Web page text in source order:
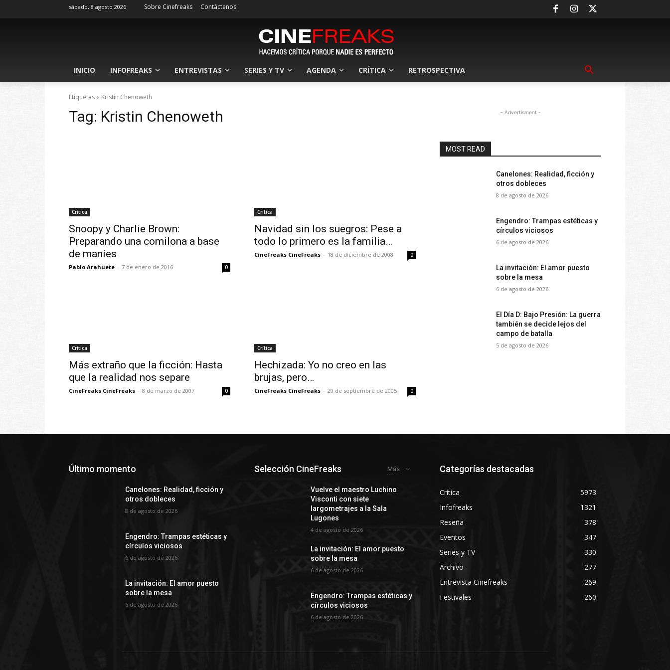
sábado, 8 agosto 2026 Sobre Cinefreaks Contáctenos
INICIO INFOFREAKS ENTREVISTAS SERIES Y TV AGENDA CRÍTICA RETROSPECTIVA
Etiquetas Kristin Chenoweth
Tag: Kristin Chenoweth
Crítica
Snoopy y Charlie Brown:
Preparando una comilona a base
de maníes
Pablo Arahuete - 7 de enero de 2016 0
Crítica
Navidad sin los suegros: Pese a
todo lo primero es la familia…
CineFreaks CineFreaks - 18 de diciembre de 2008 0
Crítica
Más extraño que la ficción: Hasta
que la realidad nos separe
CineFreaks CineFreaks - 8 de marzo de 2007 0
Crítica
Hechizada: Yo no creo en las
brujas, pero…
CineFreaks CineFreaks - 29 de septiembre de 2005 0
- Advertisment -
MOST READ
Canelones: Realidad, ficción y
otros dobleces
8 de agosto de 2026
Engendro: Trampas estéticas y
círculos viciosos
6 de agosto de 2026
La invitación: El amor puesto
sobre la mesa
6 de agosto de 2026
El Día D: Bajo Presión: La guerra
también se decide lejos del
campo de batalla
5 de agosto de 2026
Último momento
Canelones: Realidad, ficción y
otros dobleces
8 de agosto de 2026
Engendro: Trampas estéticas y
círculos viciosos
6 de agosto de 2026
La invitación: El amor puesto
sobre la mesa
6 de agosto de 2026
Selección CineFreaks Más
Vuelve el maestro Luchino
Visconti con siete
largometrajes a la Sala
Lugones
4 de agosto de 2026
La invitación: El amor puesto
sobre la mesa
6 de agosto de 2026
Engendro: Trampas estéticas y
círculos viciosos
6 de agosto de 2026
Categorías destacadas
Crítica
5973
Infofreaks
1321
Reseña
378
Eventos
347
Series y TV
330
Archivo
277
Entrevista Cinefreaks
269
Festivales
260